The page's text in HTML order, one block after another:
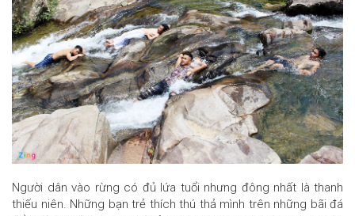
Người dân vào rừng có đủ lứa tuổi nhưng đông nhất là thanh
thiếu niên. Những bạn trẻ thích thú thả mình trên những bãi đá